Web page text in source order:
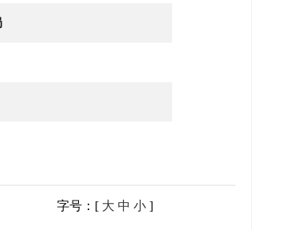
字号：[ 大 中 小 ]